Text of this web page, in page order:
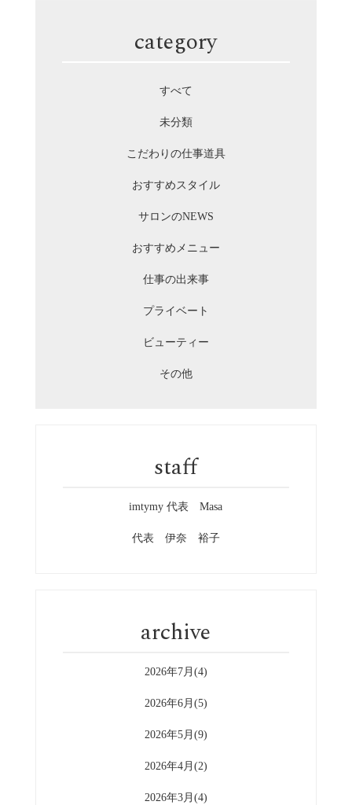
category
すべて
未分類
こだわりの仕事道具
おすすめスタイル
サロンのNEWS
おすすめメニュー
仕事の出来事
プライベート
ビューティー
その他
staff
imtymy 代表 Masa
代表 伊奈 裕子
archive
2026年7月(4)
2026年6月(5)
2026年5月(9)
2026年4月(2)
2026年3月(4)